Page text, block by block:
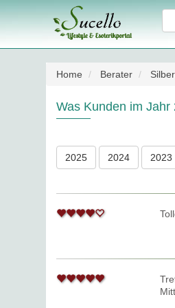
Home Berater
Was Kunden im Jahr
2025 2024 2023